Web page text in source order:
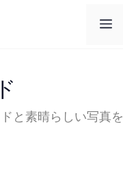
メ
と素晴らしい写真を